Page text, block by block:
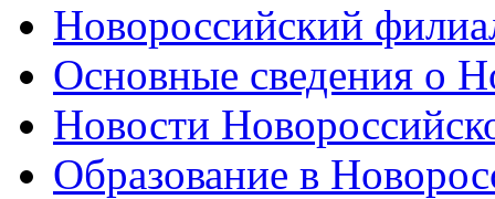
Новороссийский
Основные сведения о
Новости
Образование в